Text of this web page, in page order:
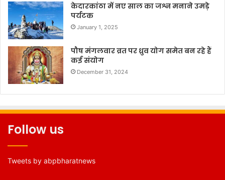
केदारकांठा में नए साल का जश्न मनाने उमड़े
पर्यटक
January 1, 2025
पौष मंगलवार व्रत पर ध्रुव योग समेत बन रहे हैं
कई संयोग
December 31, 2024
Follow us
Tweets by abpbharatnews